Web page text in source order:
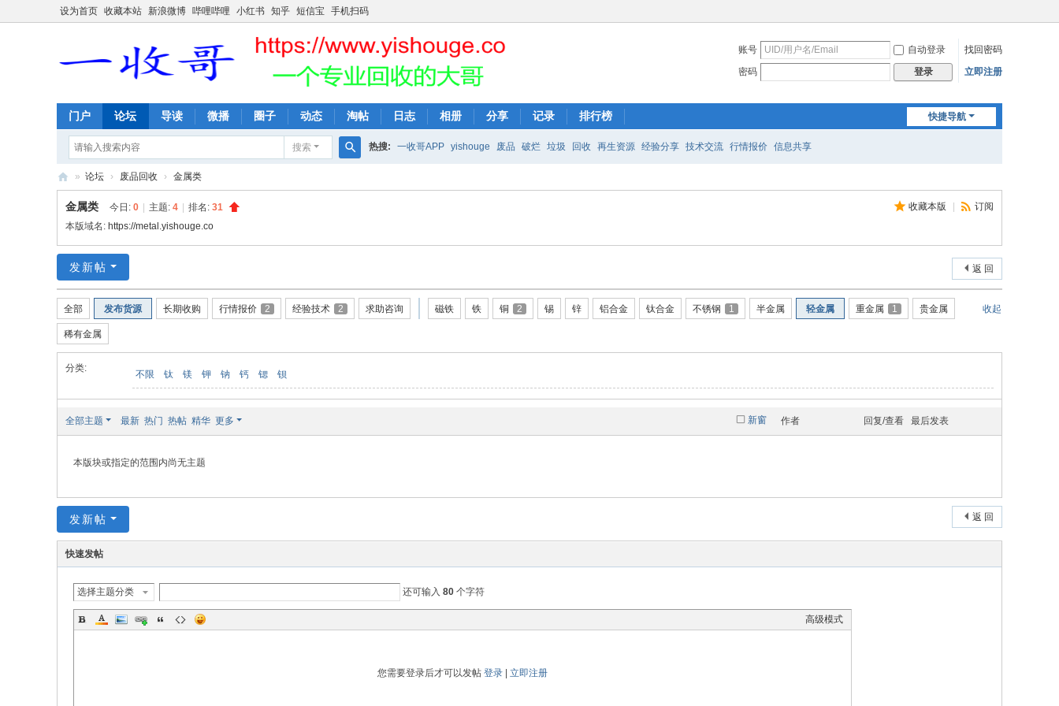
设为首页 收藏本站 新浪微博 哔哩哔哩 小红书 知乎 短信宝 手机扫码
账号 自动登录
找回密码
密码
登录 立即注册
快捷导航
门户 论坛 导读 微播 圈子 动态 淘帖 日志 相册 分享 记录 排行榜
搜索
索
热搜: 一收哥APP yishouge 废品 破烂 垃圾 回收 再生资源 经验分享 技术交流 行情报价 信息共享
收
哥
» 论坛 › 废品回收 › 金属类
收藏本版 订阅
金属类 今日: 0 主题: 4 排名: 31
本版域名: https://metal.yishouge.co
返 回
发新帖
收起
全部 发布货源 长期收购 行情报价 2 经验技术 2 求助咨询 磁铁 铁 铜 2 锡 锌 铝合金 钛合金 不锈钢 1 半金属 轻金属 重金属 1 贵金属
稀有金属
分类:
不限 钛 镁 钾 钠 钙 锶 钡
新窗
全部主题 最新 热门 热帖 精华 更多 作者 回复/查看 最后发表
本版块或指定的范围内尚无主题
返 回
发新帖
快速发帖
选择主题分类 还可输入 80 个字符
高级模式
您需要登录后才可以发帖 登录 立即注册